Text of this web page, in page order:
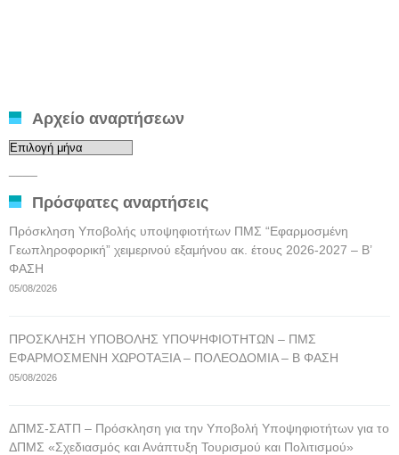
Αρχείο αναρτήσεων
Αρχείο
Πρόσφατες αναρτήσεις
Πρόσκληση Υποβολής υποψηφιοτήτων ΠΜΣ “Εφαρμοσμένη
Γεωπληροφορική” χειμερινού εξαμήνου ακ. έτους 2026-2027 – Β’
ΦΑΣΗ
05/08/2026
ΠΡΟΣΚΛΗΣΗ ΥΠΟΒΟΛΗΣ ΥΠΟΨΗΦΙΟΤΗΤΩΝ – ΠΜΣ
ΕΦΑΡΜΟΣΜΕΝΗ ΧΩΡΟΤΑΞΙΑ – ΠΟΛΕΟΔΟΜΙΑ – Β ΦΑΣΗ
05/08/2026
ΔΠΜΣ-ΣΑΤΠ – Πρόσκληση για την Υποβολή Υποψηφιοτήτων για το
ΔΠΜΣ «Σχεδιασμός και Ανάπτυξη Τουρισμού και Πολιτισμού»